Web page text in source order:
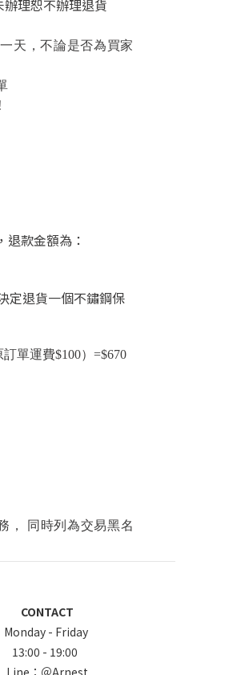
理恕不辦理退貨
天，不論是否為買家
，退款金額為：
定退貨一個不鏽鋼保
訂單運費$100）=$670
， 同時列為交易黑名
CONTACT
Monday - Friday
13:00 - 19:00
Line： ＠Arnest